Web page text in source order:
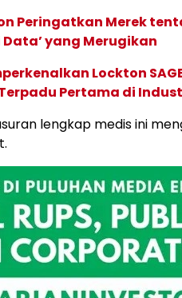
Peringatkan Merek
yang Merugikan
Lockton
Pertama di
lengkap medis ini